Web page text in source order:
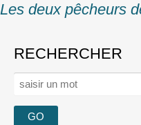
Les deux pêcheurs
RECHERCHER
Rechercher :